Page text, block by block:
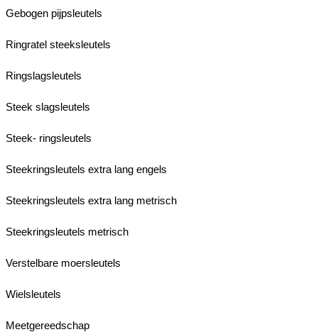
Gebogen pijpsleutels
Ringratel steeksleutels
Ringslagsleutels
Steek slagsleutels
Steek- ringsleutels
Steekringsleutels extra lang engels
Steekringsleutels extra lang metrisch
Steekringsleutels metrisch
Verstelbare moersleutels
Wielsleutels
Meetgereedschap